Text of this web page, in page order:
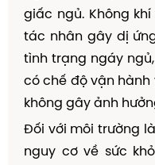
giấc ngủ. Không
tác nhân gây dị
tình trạng ngáy
có chế độ vận hành
không gây ảnh
Đối với môi trường
nguy cơ về sức